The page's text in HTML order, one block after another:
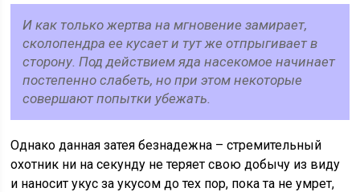
И как только жертва на мгновение замирает,
сколопендра ее кусает и тут же отпрыгивает в
сторону. Под действием яда насекомое начинает
постепенно слабеть, но при этом некоторые
совершают попытки убежать.
Однако данная затея безнадежна – стремительный
охотник ни на секунду не теряет свою добычу из виду
и наносит укус за укусом до тех пор, пока та не умрет,